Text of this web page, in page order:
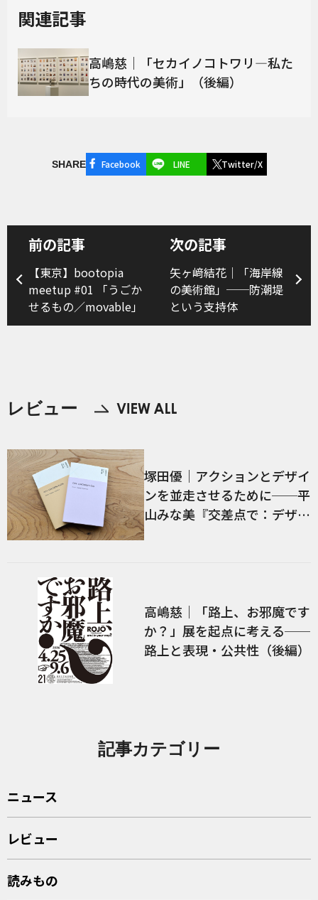
関連記事
高嶋慈｜「セカイノコトワリ―私た
ちの時代の美術」（後編）
SHARE Facebook LINE Twitter/X
前の記事
【東京】bootopia
meetup #01 「うごか
せるもの／movable」
次の記事
矢ヶ﨑結花｜「海岸線
の美術館」──防潮堤
という支持体
レビュー
塚田優｜アクションとデザイ
ンを並走させるために──平
山みな美『交差点で：デザイ
ン、言語、経験』／前編
高嶋慈｜「路上、お邪魔です
か？」展を起点に考える──
路上と表現・公共性（後編）
記事カテゴリー
ニュース
レビュー
読みもの